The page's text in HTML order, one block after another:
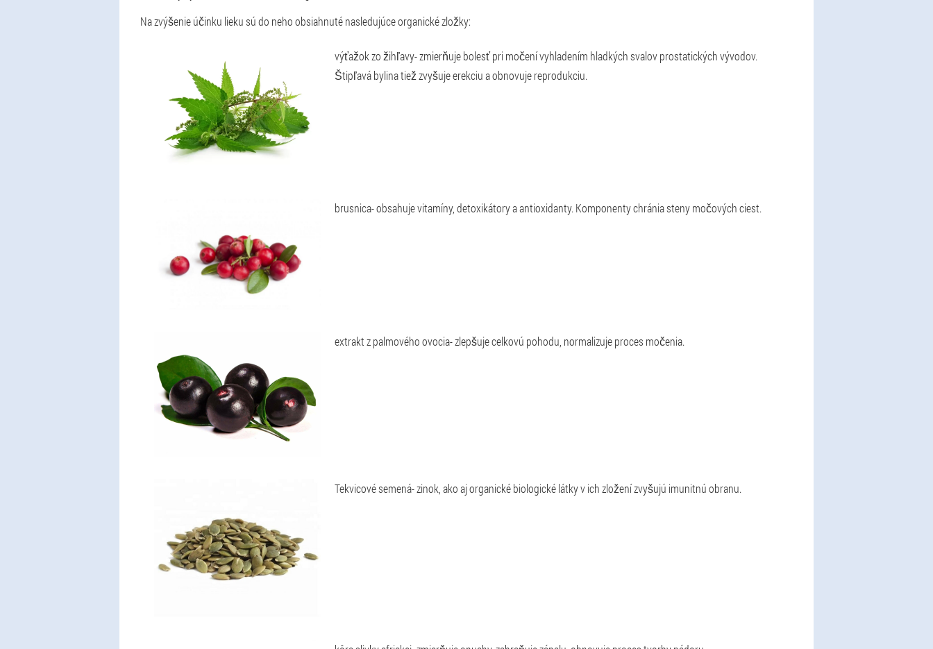
Na zvýšenie účinku lieku sú do neho obsiahnuté nasledujúce organické zložky:
výťažok zo žihľavy- zmierňuje bolesť pri močení vyhladením hladkých svalov prostatických vývodov.
Štipľavá bylina tiež zvyšuje erekciu a obnovuje reprodukciu.
brusnica- obsahuje vitamíny, detoxikátory a antioxidanty. Komponenty chránia steny močových ciest.
extrakt z palmového ovocia- zlepšuje celkovú pohodu, normalizuje proces močenia.
Tekvicové semená- zinok, ako aj organické biologické látky v ich zložení zvyšujú imunitnú obranu.